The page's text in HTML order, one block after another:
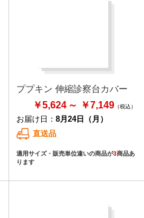
ププキン 伸縮診察台カバー
￥5,624
￥7,149
お届け日： 8月24日（月）
直送品
適用サイズ・販売単位違いの商品が3商品あ
ります